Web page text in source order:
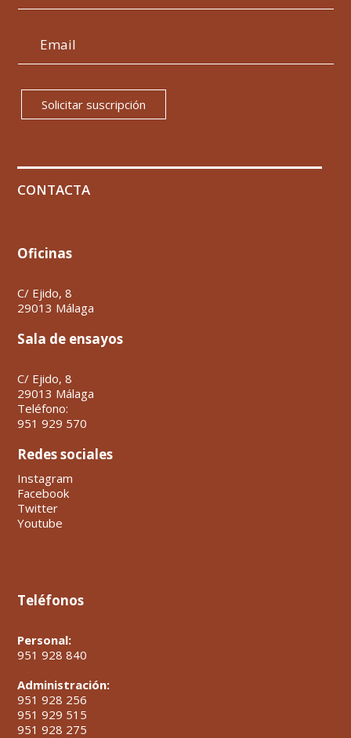
Solicitar suscripción
CONTACTA
Oficinas
C/ Ejido, 8
29013 Málaga
Sala de ensayos
C/ Ejido, 8
29013 Málaga
Teléfono:
951 929 570
Redes sociales
Instagram
Facebook
Twitter
Youtube
Teléfonos
Personal:
951 928 840
Administración:
951 928 256
951 929 515
951 928 275